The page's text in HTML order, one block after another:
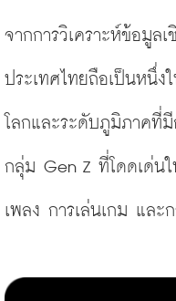
จากการวิเคราะห์ข้อมูล
ประเทศไทยถือเป็นหนึ่
โลกและระดับภูมิภาคที่มี
กลุ่ม Gen Z ที่โดดเด่นใ
เพลง การเล่นเกม และ